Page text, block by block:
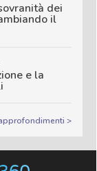
dei
il
e la
>